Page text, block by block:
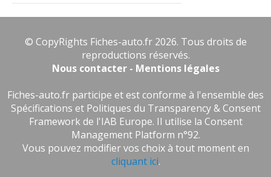
© CopyRights Fiches-auto.fr 2026. Tous droits de
reproductions réservés.
Nous contacter - Mentions légales
Fiches-auto.fr participe et est conforme à l'ensemble des
Spécifications et Politiques du Transparency & Consent
Framework de l'IAB Europe. Il utilise la Consent
Management Platform n°92.
Vous pouvez modifier vos choix à tout moment en
cliquant ici.